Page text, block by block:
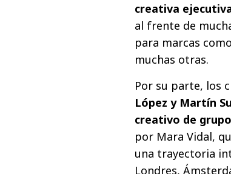
creativa
al frente de
para marcas
muchas otras.
Por su parte, los
López y Martín
creativo de grupo
por Mara Vidal,
una trayectoria
Londres,